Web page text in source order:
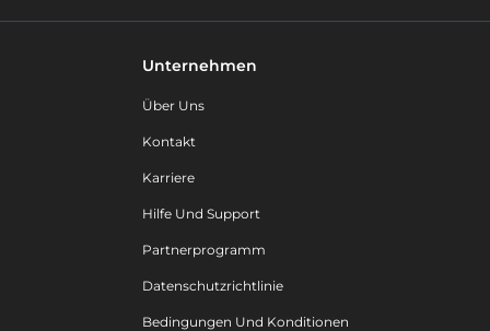
Unternehmen
Über Uns
Kontakt
Karriere
Hilfe Und Support
Partnerprogramm
Datenschutzrichtlinie
Bedingungen Und Konditionen